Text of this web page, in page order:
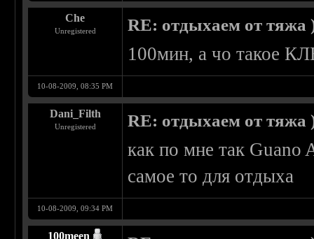
Che
Unregistered RE: отдыхаем от тяжа
100мин, а чо такое
10-08-2009, 08:35 PM
Dani_Filth
Unregistered RE: отдыхаем от тяжа
как по мне так Guano
самое то для отдыха
10-08-2009, 09:34 PM
100meen